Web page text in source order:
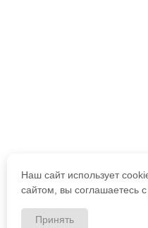
Наш сайт использует
сайтом, вы соглашаетесь с
Принять